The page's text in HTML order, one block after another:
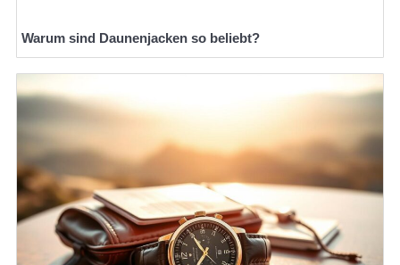
Warum sind Daunenjacken so beliebt?